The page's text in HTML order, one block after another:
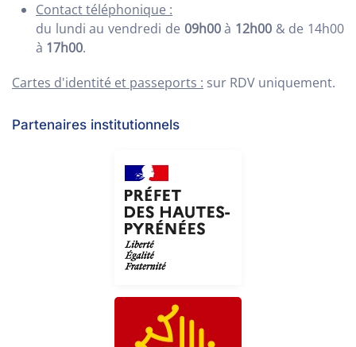
Contact téléphonique :
du lundi au vendredi de 09h00à 12h00& de 14h00
à 17h00.
Cartes d'identité et passeports : sur RDV uniquement.
Partenaires institutionnels